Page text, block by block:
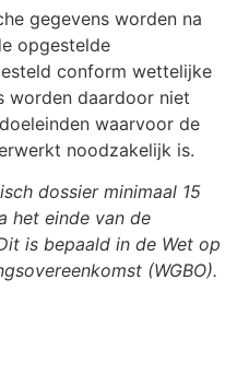
gegevens worden na
opgestelde
conform wettelijke
worden daardoor niet
waarvoor de
noodzakelijk is.
dossier minimaal 15
het einde van de
is bepaald in de Wet op
(WGBO).